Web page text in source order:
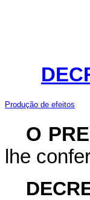
Produção de efeitos
O
lhe